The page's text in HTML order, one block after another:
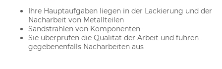
Ihre Hauptaufgaben liegen in der Lackierung und der
Nacharbeit von Metallteilen
Sandstrahlen von Komponenten
Sie überprüfen die Qualität der Arbeit und führen
gegebenenfalls Nacharbeiten aus